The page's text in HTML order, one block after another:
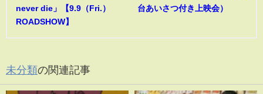
never die」【9.9（Fri.）
ROADSHOW】
台あいさつ付き上映会）
未分類の関連記事